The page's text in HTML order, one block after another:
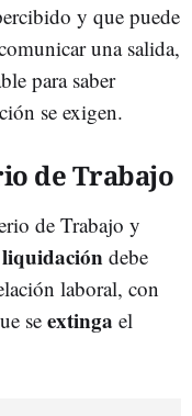
y que puede
una salida,
para saber
se exigen.
de Trabajo
de Trabajo y
liquidación debe
laboral, con
seextinga el